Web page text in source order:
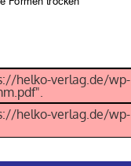
helko-verlag.de/wp-
helko-verlag.de/wp-